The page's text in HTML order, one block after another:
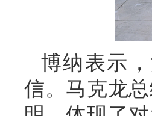
博纳表示
信。马克龙